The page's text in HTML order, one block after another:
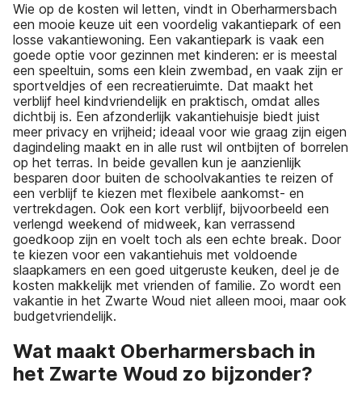
Wie op de kosten wil letten, vindt in Oberharmersbach
een mooie keuze uit een voordelig vakantiepark of een
losse vakantiewoning. Een vakantiepark is vaak een
goede optie voor gezinnen met kinderen: er is meestal
een speeltuin, soms een klein zwembad, en vaak zijn er
sportveldjes of een recreatieruimte. Dat maakt het
verblijf heel kindvriendelijk en praktisch, omdat alles
dichtbij is. Een afzonderlijk vakantiehuisje biedt juist
meer privacy en vrijheid; ideaal voor wie graag zijn eigen
dagindeling maakt en in alle rust wil ontbijten of borrelen
op het terras. In beide gevallen kun je aanzienlijk
besparen door buiten de schoolvakanties te reizen of
een verblijf te kiezen met flexibele aankomst- en
vertrekdagen. Ook een kort verblijf, bijvoorbeeld een
verlengd weekend of midweek, kan verrassend
goedkoop zijn en voelt toch als een echte break. Door
te kiezen voor een vakantiehuis met voldoende
slaapkamers en een goed uitgeruste keuken, deel je de
kosten makkelijk met vrienden of familie. Zo wordt een
vakantie in het Zwarte Woud niet alleen mooi, maar ook
budgetvriendelijk.
Wat maakt Oberharmersbach in
het Zwarte Woud zo bijzonder?